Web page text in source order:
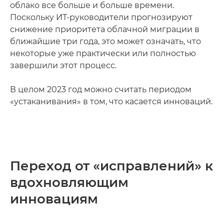
облако все больше и больше времени.
Поскольку ИТ-руководители прогнозируют
снижение приоритета облачной миграции в
ближайшие три года, это может означать, что
некоторые уже практически или полностью
завершили этот процесс.
В целом 2023 год можно считать периодом
«устаканивания» в том, что касается инноваций.
Переход от «исправлений» к
вдохновляющим
инновациям